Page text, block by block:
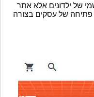
של ילדונים אלא אתר
פתיחה של עסקים בצורה